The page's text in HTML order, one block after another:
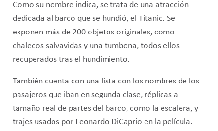
Como su nombre indica, se trata de una atracción
dedicada al barco que se hundió, el Titanic. Se
exponen más de 200 objetos originales, como
chalecos salvavidas y una tumbona, todos ellos
recuperados tras el hundimiento.
También cuenta con una lista con los nombres de los
pasajeros que iban en segunda clase, réplicas a
tamaño real de partes del barco, como la escalera, y
trajes usados por Leonardo DiCaprio en la película.